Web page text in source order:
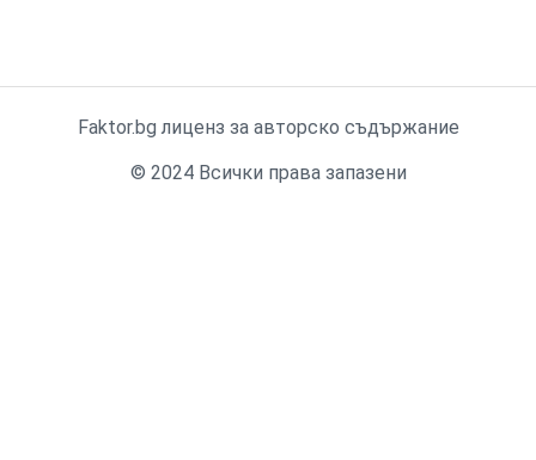
Faktor.bg лиценз за авторско съдържание
© 2024 Всички права запазени